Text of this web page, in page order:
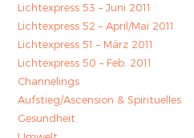
Lichtexpress 53 – Juni 2011
Lichtexpress 52 – April/Mai 2011
Lichtexpress 51 – März 2011
Lichtexpress 50 – Feb. 2011
Channelings
Aufstieg/Ascension & Spirituelles
Gesundheit